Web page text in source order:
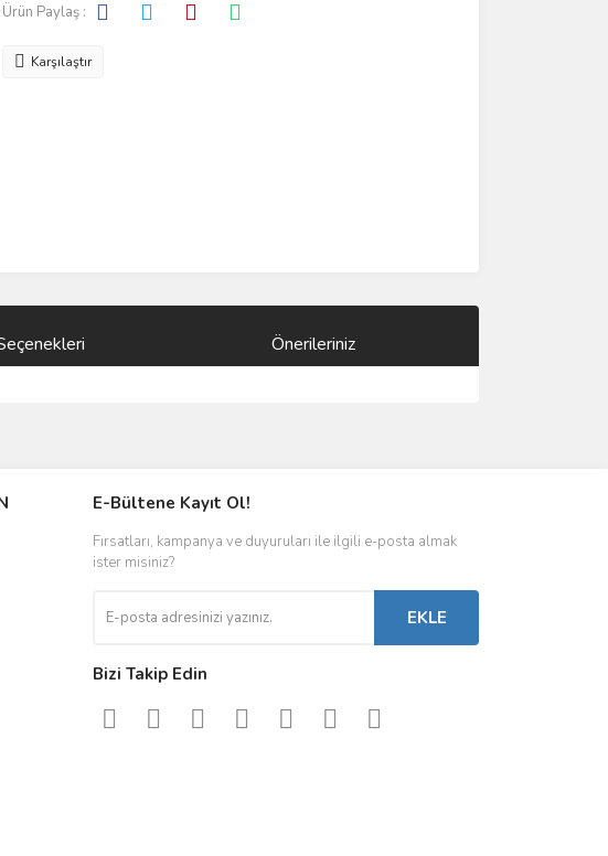
Ürün Paylaş :
Karşılaştır
Önerileriniz
E-Bültene Kayıt Ol!
Fırsatları, kampanya ve duyuruları ile ilgili e-posta almak
ister misiniz?
EKLE
Bizi Takip Edin